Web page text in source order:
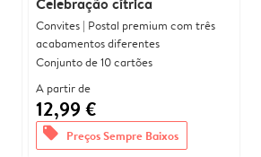
Convites | Postal premium com três
acabamentos diferentes
Conjunto de 10 cartões
A partir de
12,99 €
offers Preços Sempre Baixos